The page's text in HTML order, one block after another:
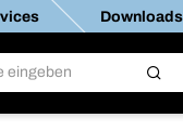
Downloads